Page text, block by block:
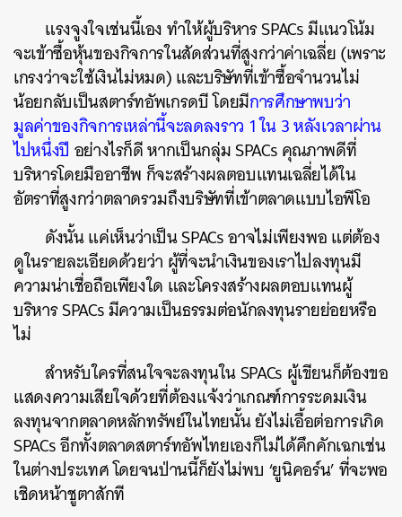
แรงจูงใจเช่นนี้เอง ทำให้ผู้บริหาร SPACs มีแนวโน้ม
จะเข้าซื้อหุ้นของกิจการในสัดส่วนที่สูงกว่าค่าเฉลี่ย (เพราะ
เกรงว่าจะใช้เงินไม่หมด) และบริษัทที่เข้าซื้อจำนวนไม่
น้อยกลับเป็นสตาร์ทอัพเกรดบี โดยมีการศึกษาพบว่า
มูลค่าของกิจการเหล่านี้จะลดลงราว 1 ใน 3 หลังเวลาผ่าน
ไปหนึ่งปี อย่างไรก็ดี หากเป็นกลุ่ม SPACs คุณภาพดีที่
บริหารโดยมืออาชีพ ก็จะสร้างผลตอบแทนเฉลี่ยได้ใน
อัตราที่สูงกว่าตลาดรวมถึงบริษัทที่เข้าตลาดแบบไอพีโอ
ดังนั้น แค่เห็นว่าเป็น SPACs อาจไม่เพียงพอ แต่ต้อง
ดูในรายละเอียดด้วยว่า ผู้ที่จะนำเงินของเราไปลงทุนมี
ความน่าเชื่อถือเพียงใด และโครงสร้างผลตอบแทนผู้
บริหาร SPACs มีความเป็นธรรมต่อนักลงทุนรายย่อยหรือ
ไม่
สำหรับใครที่สนใจจะลงทุนใน SPACs ผู้เขียนก็ต้องขอ
แสดงความเสียใจด้วยที่ต้องแจ้งว่าเกณฑ์การระดมเงิน
ลงทุนจากตลาดหลักทรัพย์ในไทยนั้น ยังไม่เอื้อต่อการเกิด
SPACs อีกทั้งตลาดสตาร์ทอัพไทยเองก็ไม่ได้คึกคักเฉกเช่น
ในต่างประเทศ โดยจนป่านนี้ก็ยังไม่พบ ‘ยูนิคอร์น’ ที่จะพอ
เชิดหน้าชูตาสักที